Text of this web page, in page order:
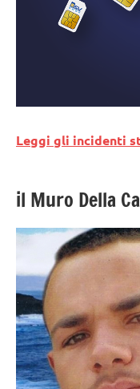
Leggi gli incidenti
il Muro Della